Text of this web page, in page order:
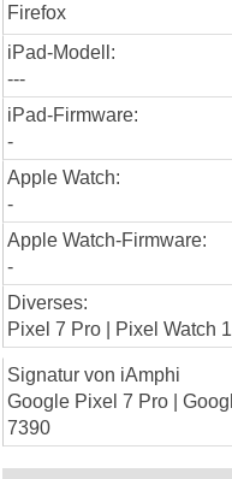
Firefox
iPad-Modell:
---
iPad-Firmware:
-
Apple Watch:
-
Apple Watch-Firmware:
-
Diverses:
Pixel 7 Pro | Pixel Watch
Signatur von iAmphi
Google Pixel 7 Pro |
7390